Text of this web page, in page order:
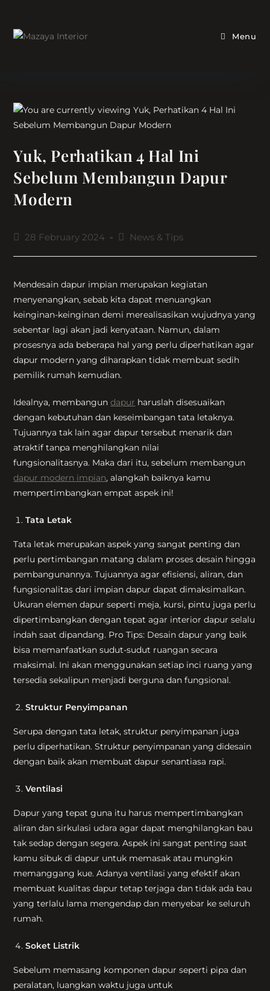
content
Menu
Yuk, Perhatikan 4 Hal Ini
Sebelum Membangun Dapur
Modern
Post28 February 2024
PostNews & Tips
Mendesain dapur impian merupakan kegiatan
menyenangkan, sebab kita dapat menuangkan
keinginan-keinginan demi merealisasikan wujudnya yang
sebentar lagi akan jadi kenyataan. Namun, dalam
prosesnya ada beberapa hal yang perlu diperhatikan agar
dapur modern yang diharapkan tidak membuat sedih
pemilik rumah kemudian.
Idealnya, membangundapur haruslah disesuaikan
dengan kebutuhan dan keseimbangan tata letaknya.
Tujuannya tak lain agar dapur tersebut menarik dan
atraktif tanpa menghilangkan nilai
fungsionalitasnya. Maka dari itu, sebelum membangun
dapur modern impian, alangkah baiknya kamu
mempertimbangkan empat aspek ini!
Tata Letak
Tata letak merupakan aspek yang sangat penting dan
perlu pertimbangan matang dalam proses desain hingga
pembangunannya. Tujuannya agar efisiensi, aliran, dan
fungsionalitas dari impian dapur dapat dimaksimalkan.
Ukuran elemen dapur seperti meja, kursi, pintu juga perlu
dipertimbangkan dengan tepat agar interior dapur selalu
indah saat dipandang. Pro Tips: Desain dapur yang baik
bisa memanfaatkan sudut-sudut ruangan secara
maksimal. Ini akan menggunakan setiap inci ruang yang
tersedia sekalipun menjadi berguna dan fungsional.
Struktur Penyimpanan
Serupa dengan tata letak, struktur penyimpanan juga
perlu diperhatikan. Struktur penyimpanan yang didesain
dengan baik akan membuat dapur senantiasa rapi.
Ventilasi
Dapur yang tepat guna itu harus mempertimbangkan
aliran dan sirkulasi udara agar dapat menghilangkan bau
tak sedap dengan segera. Aspek ini sangat penting saat
kamu sibuk di dapur untuk memasak atau mungkin
memanggang kue. Adanya ventilasi yang efektif akan
membuat kualitas dapur tetap terjaga dan tidak ada bau
yang terlalu lama mengendap dan menyebar ke seluruh
rumah.
Soket Listrik
Sebelum memasang komponen dapur seperti pipa dan
peralatan, luangkan waktu juga untuk